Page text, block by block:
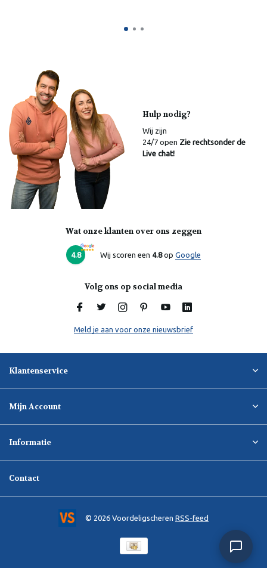
Hulp nodig?
Wij zijn
24/7 open Zie rechtsonder de
Live chat!
Wat onze klanten over ons zeggen
4.8 Wij scoren een 4.8op Google
Volg ons op social media
Meld je aan voor onze nieuwsbrief
Klantenservice
Mijn Account
Informatie
Contact
© 2026 Voordeligscheren RSS-feed
Online